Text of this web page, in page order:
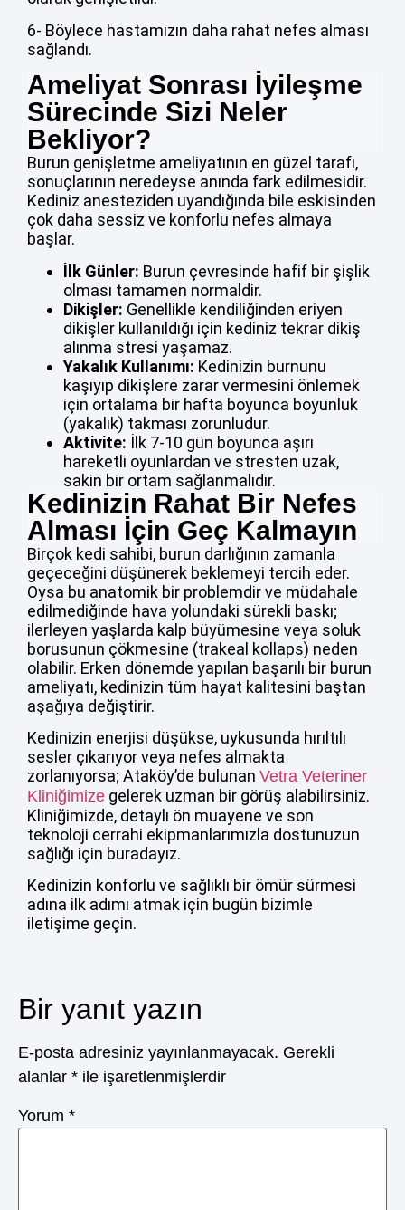
6- Böylece hastamızın daha rahat nefes alması
sağlandı.
Ameliyat Sonrası İyileşme
Sürecinde Sizi Neler
Bekliyor?
Burun genişletme ameliyatının en güzel tarafı,
sonuçlarının neredeyse anında fark edilmesidir.
Kediniz anesteziden uyandığında bile eskisinden
çok daha sessiz ve konforlu nefes almaya
başlar.
İlk Günler: Burun çevresinde hafif bir şişlik
olması tamamen normaldir.
Dikişler: Genellikle kendiliğinden eriyen
dikişler kullanıldığı için kediniz tekrar dikiş
alınma stresi yaşamaz.
Yakalık Kullanımı: Kedinizin burnunu
kaşıyıp dikişlere zarar vermesini önlemek
için ortalama bir hafta boyunca boyunluk
(yakalık) takması zorunludur.
Aktivite: İlk 7-10 gün boyunca aşırı
hareketli oyunlardan ve stresten uzak,
sakin bir ortam sağlanmalıdır.
Kedinizin Rahat Bir Nefes
Alması İçin Geç Kalmayın
Birçok kedi sahibi, burun darlığının zamanla
geçeceğini düşünerek beklemeyi tercih eder.
Oysa bu anatomik bir problemdir ve müdahale
edilmediğinde hava yolundaki sürekli baskı;
ilerleyen yaşlarda kalp büyümesine veya soluk
borusunun çökmesine (trakeal kollaps) neden
olabilir. Erken dönemde yapılan başarılı bir burun
ameliyatı, kedinizin tüm hayat kalitesini baştan
aşağıya değiştirir.
Kedinizin enerjisi düşükse, uykusunda hırıltılı
sesler çıkarıyor veya nefes almakta
zorlanıyorsa; Ataköy’de bulunan Vetra Veteriner
Kliniğimize gelerek uzman bir görüş alabilirsiniz.
Kliniğimizde, detaylı ön muayene ve son
teknoloji cerrahi ekipmanlarımızla dostunuzun
sağlığı için buradayız.
Kedinizin konforlu ve sağlıklı bir ömür sürmesi
adına ilk adımı atmak için bugün bizimle
iletişime geçin.
Bir yanıt yazın
E-posta adresiniz yayınlanmayacak. Gerekli
alanlar * ile işaretlenmişlerdir
Yorum *